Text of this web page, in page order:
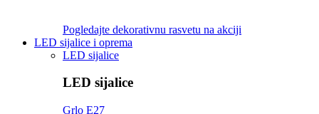
Pogledajte dekorativnu rasvetu na akciji
LED sijalice i oprema
LED sijalice
LED sijalice
Grlo E27